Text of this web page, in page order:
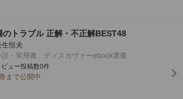
のトラブル 正解・不正解BEST48
生恒夫
説・実用書、ディスカヴァーebook選書
ビュー投稿数0件
まで公開中